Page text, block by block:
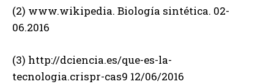
(2) www.wikipedia. Biología sintética. 02-
06.2016
(3) http://dciencia.es/que-es-la-
tecnologia.crispr-cas9 12/06/2016